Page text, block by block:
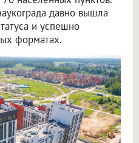
давно вышла
и успешно
форматах.